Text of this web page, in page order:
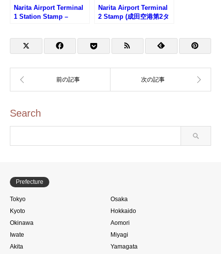
Narita Airport Terminal
1 Station Stamp –
Narita Airport Terminal
2 Stamp (成田空港第2タ
Search
Prefecture
Tokyo
Osaka
Kyoto
Hokkaido
Okinawa
Aomori
Iwate
Miyagi
Akita
Yamagata